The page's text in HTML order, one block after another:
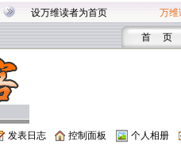
设万维读者为首页 万维
首 页
发表日志 控制面板 个人相册